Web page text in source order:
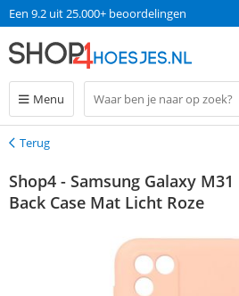
Een 9.2 uit 25.000+ beoordelingen
Menu
Terug
Terug
Shop4 - Samsung Galaxy
Back Case Mat Licht Roze